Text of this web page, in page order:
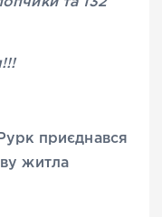
приєднався
житла